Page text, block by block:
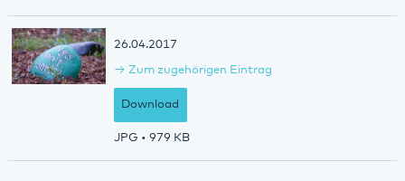
26.04.2017
Zum zugehörigen Eintrag
Download
JPG • 979 KB